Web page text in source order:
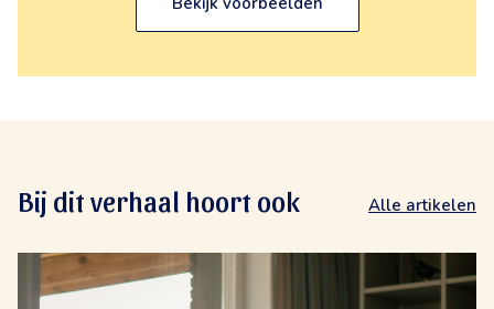
Bij dit verhaal hoort ook Alle artikelen